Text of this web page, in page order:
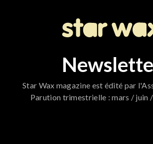
Star Wax magazine est édité par
Parution trimestrielle : mars / juin